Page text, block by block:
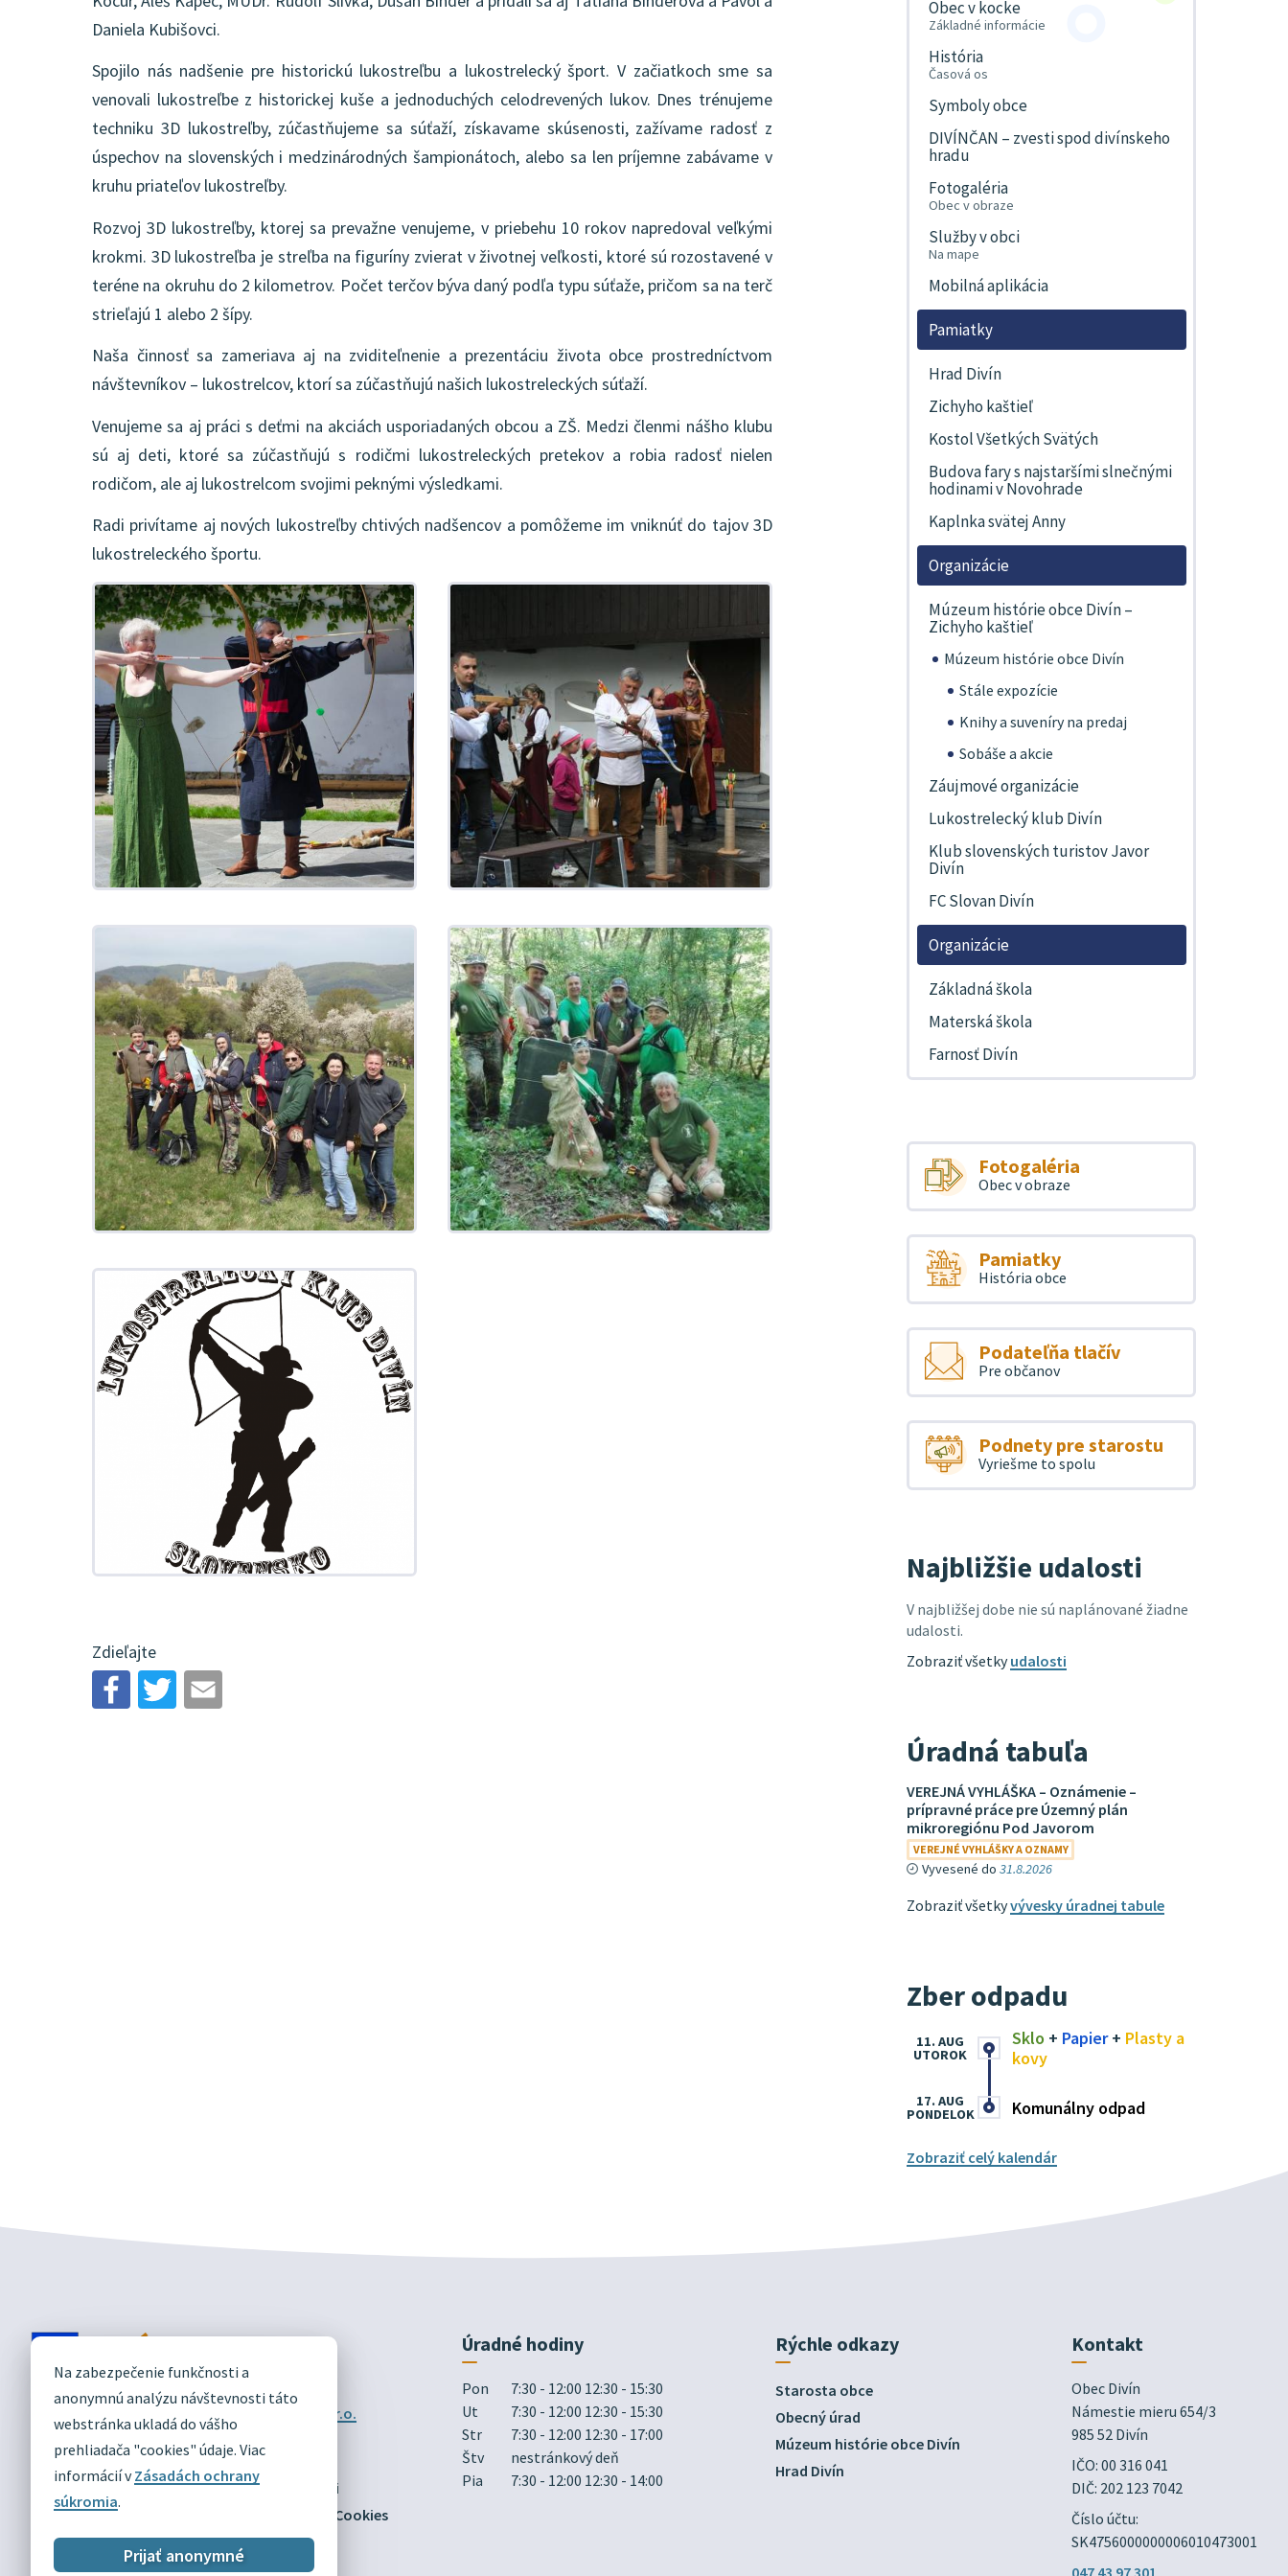
Na zabezpečenie funkčnosti a
anonymnú analýzu návštevnosti táto
webstránka ukladá do vášho
prehliadača "cookies" údaje. Viac
informácií vZásadách ochrany
súkromia.
Prijať anonymné
Daniela Kubišovci.
Spojilo nás nadšenie pre historickú lukostreľbu a lukostrelecký šport. V začiatkoch sme sa
venovali lukostreľbe z historickej kuše a jednoduchých celodrevených lukov. Dnes trénujeme
techniku 3D lukostreľby, zúčastňujeme sa súťaží, získavame skúsenosti, zažívame radosť z
úspechov na slovenských i medzinárodných šampionátoch, alebo sa len príjemne zabávame v
kruhu priateľov lukostreľby.
Rozvoj 3D lukostreľby, ktorej sa prevažne venujeme, v priebehu 10 rokov napredoval veľkými
krokmi. 3D lukostreľba je streľba na figuríny zvierat v životnej veľkosti, ktoré sú rozostavené v
teréne na okruhu do 2 kilometrov. Počet terčov býva daný podľa typu súťaže, pričom sa na terč
strieľajú 1 alebo 2 šípy.
Naša činnosť sa zameriava aj na zviditeľnenie a prezentáciu života obce prostredníctvom
návštevníkov – lukostrelcov, ktorí sa zúčastňujú našich lukostreleckých súťaží.
Venujeme sa aj práci s deťmi na akciách usporiadaných obcou a ZŠ. Medzi členmi nášho klubu
sú aj deti, ktoré sa zúčastňujú s rodičmi lukostreleckých pretekov a robia radosť nielen
rodičom, ale aj lukostrelcom svojimi peknými výsledkami.
Radi privítame aj nových lukostreľby chtivých nadšencov a pomôžeme im vniknúť do tajov 3D
lukostreleckého športu.
Zdieľajte
Obec v kocke
Základné informácie
História
Časová os
Symboly obce
DIVÍNČAN – zvesti spod divínskeho
hradu
Fotogaléria
Obec v obraze
Služby v obci
Na mape
Mobilná aplikácia
Pamiatky
Hrad Divín
Zichyho kaštieľ
Kostol Všetkých Svätých
Budova fary s najstaršími slnečnými
hodinami v Novohrade
Kaplnka svätej Anny
Organizácie
Múzeum histórie obce Divín –
Zichyho kaštieľ
Múzeum histórie obce Divín
Stále expozície
Knihy a suveníry na predaj
Sobáše a akcie
Záujmové organizácie
Lukostrelecký klub Divín
Klub slovenských turistov Javor
Divín
FC Slovan Divín
Organizácie
Základná škola
Materská škola
Farnosť Divín
Fotogaléria
Obec v obraze
Pamiatky
História obce
Podateľňa tlačív
Pre občanov
Podnety pre starostu
Vyriešme to spolu
Najbližšie udalosti
V najbližšej dobe nie sú naplánované žiadne
udalosti.
Zobraziť všetkyudalosti
Úradná tabuľa
VEREJNÁ VYHLÁŠKA – Oznámenie –
prípravné práce pre Územný plán
mikroregiónu Pod Javorom
VEREJNÉ VYHLÁŠKY A OZNAMY
Vyvesené do 31.8.2026
Zobraziť všetkyvývesky úradnej tabule
Zber odpadu
Sklo + Papier+ Plasty a
kovy
11. AUG
UTOROK
Komunálny odpad
17. AUG
PONDELOK
Zobraziť celý kalendár
DIVÍN
OFICIÁLNE STRÁNKY
Technický prevádzkovateľ:
Alphabet partner s.r.o.
Správca obsahu:Obec Divín
Posledná aktualizácia:03.08.2026
Mapa
Vyhlásenie o prístupnosti
Zásady ochrany osobných údajov
Nastaviť Cookies
Úradné hodiny
Pon
7:30 - 12:00 12:30 - 15:30
Ut
7:30 - 12:00 12:30 - 15:30
Str
7:30 - 12:00 12:30 - 17:00
Štv
nestránkový deň
Pia
7:30 - 12:00 12:30 - 14:00
Rýchle odkazy
Starosta obce
Obecný úrad
Múzeum histórie obce Divín
Hrad Divín
Kontakt
Obec Divín
Námestie mieru 654/3
985 52 Divín
IČO: 00 316 041
DIČ: 202 123 7042
Číslo účtu:
SK4756000000006010473001
047 43 97 301